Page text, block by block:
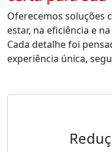
Oferecemos soluções
estar, na eficiência e
Cada detalhe foi
experiência única,